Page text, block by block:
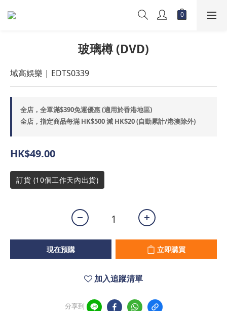
玻璃樽 (DVD)
域高娛樂 | EDTS0339
全店，全單滿$390免運優惠 (適用於香港地區)
全店，指定商品每滿 HK$500 減 HK$20 (自動累計/港澳除外)
HK$49.00
訂貨 (10個工作天內出貨)
現在預購 立即購買
加入追蹤清單
分享到